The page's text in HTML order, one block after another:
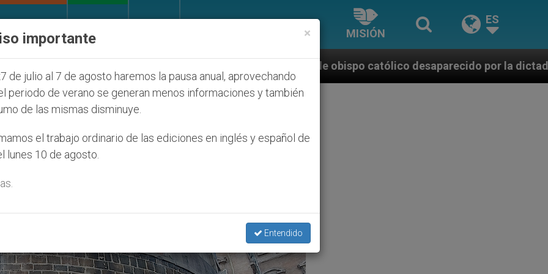
MISIÓN
ES
ONU se pronuncia ante caso de obispo católico desaparecido por la dictadura nicaragüense
De Obras Religiosas’
×
importante
de julio al 7 de agosto haremos la pausa anual, aprovechando
periodo de verano se generan menos informaciones y también
de las mismas disminuye.
el trabajo ordinario de las ediciones en inglés y español de
lunes 10 de agosto.
Entendido